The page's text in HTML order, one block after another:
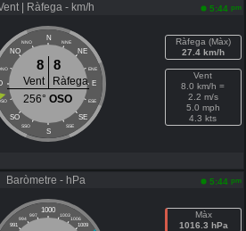
| Ràfega - km/h 5:44 pm
N
NNO NNE
NO NE
ENE
E
ESE
SO SE
SSO SSE
S
8 8
Vent
Ràfega
256°OSO
Ràfega (Màx)
27.4 km/h
Vent
8.0 km/h =
2.2 m/s
5.0 mph
4.3 kts
Baròmetre - hPa 5:44 pm
1000
997 1003
994
1006
991
1009
Màx
1016.3 hPa